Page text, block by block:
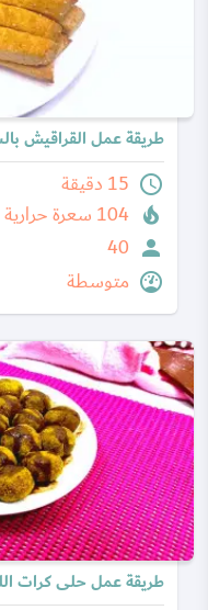
طريقة عمل القراقيش
15 دقيقة
104 سعرة حرارية
40
متوسطة
طريقة عمل حلى كرات